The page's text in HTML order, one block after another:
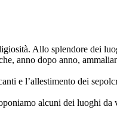
Allo splendore dei
anno dopo anno,
e l’allestimento dei
alcuni dei luoghi